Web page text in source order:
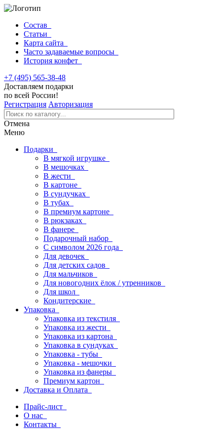
Состав
Статьи
Карта сайта
Часто задаваемые вопросы
История конфет
+7 (495) 565-38-48
Доставляем подарки
по всей России!
Регистрация Авторизация
Отмена
Меню
Подарки
В мягкой игрушке
В мешочках
В жести
В картоне
В сундучках
В тубах
В премиум картоне
В рюкзаках
В фанере
Подарочный набор
С символом 2026 года
Для девочек
Для детских садов
Для мальчиков
Для новогодних ёлок / утренников
Для школ
Кондитерские
Упаковка
Упаковка из текстиля
Упаковка из жести
Упаковка из картона
Упаковка в сундуках
Упаковка - тубы
Упаковка - мешочки
Упаковка из фанеры
Премиум картон
Доставка и Оплата
Прайс-лист
О нас
Контакты